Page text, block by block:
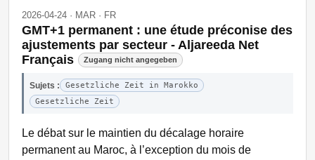
2026-04-24 · MAR · FR
GMT+1 permanent : une étude préconise des
ajustements par secteur - Aljareeda Net
Français
Zugang nicht angegeben
Sujets :
Gesetzliche Zeit in Marokko
Gesetzliche Zeit
Le débat sur le maintien du décalage horaire
permanent au Maroc, à l’exception du mois de